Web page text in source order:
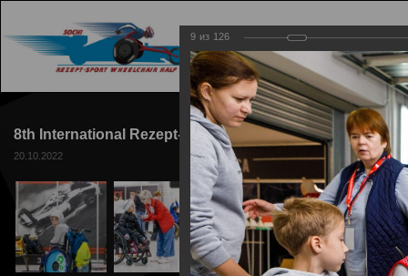
ГЛАВНАЯ
8th International Rezept-Sport Wheelchair Half Marathon
20.10.2022
9 из 126